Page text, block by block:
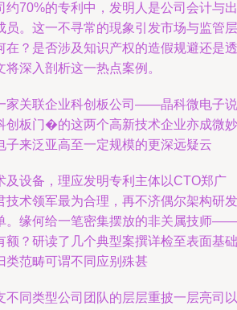
约70%的专利中，发明人是公司会计与出
员。这一不寻常的現象引发市场与监管层
在？是否涉及知识产权的造假规避还是透
深入剖析这一热点案例。
家关联企业科创板公司——晶科微电子说
创板门�的这两个高新技术企业亦成微妙
子来泛亚高至一定规模的更深远疑云
及设备，理应发明专利主体以CTO郑广
技术领军最为合理，再不济偶尔架构研发
。缘何给一笔密集摆放的非关属技师——
额？研读了几个典型案撰详检至表面基础
类范畴可谓不同应别殊甚
不同类型公司团队的层层重披一层亮司以